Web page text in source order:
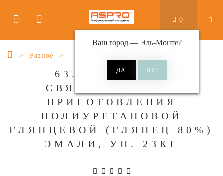
Ваш город — Эль-Монте?
0
Разное
63.1.К2 R SIRO
СВЯЗУЮЩЕЕ ДЛЯ
ПРИГОТОВЛЕНИЯ
ПОЛИУРЕТАНОВОЙ
ГЛЯНЦЕВОЙ (ГЛЯНЕЦ 80%)
ЭМАЛИ, УП. 23КГ